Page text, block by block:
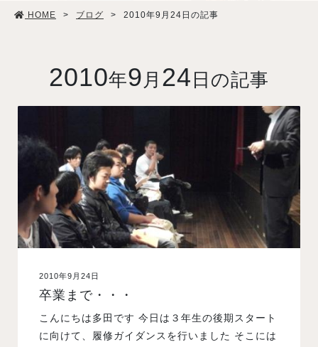
学生生活
就職・デビュー
入試案内
学校情報
オープンキャンパス
訪問者別メニュー
HOME > ブログ > 2010年9月24日の記事
2010年9 月 24 日の記事
2010年9月24日
卒業まで・・・
こんにちは多田です 今日は３年生の後期スタート
に向けて、履修ガイダンスを行いました そこには